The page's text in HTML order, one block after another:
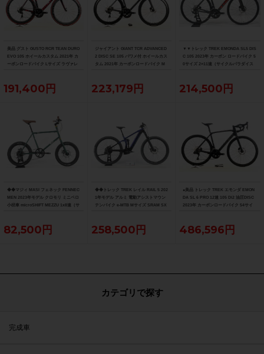
美品 グスト GUSTO RCR TEAN DURO
EVO 105 ホイールカスタム 2021年 カ
ーボンロードバイク Lサイズ ラヴァレ
191,400円
ジャイアント GIANT TCR ADVANCED
2 DISC SE 105 パワメ付 ホイールカス
タム 2021年 カーボンロードバイク M
223,179円
▼▼トレック TREK EMONDA SL5 DIS
C 105 2023年 カーボン ロードバイク 5
0サイズ 2×11速（サイクルパラダイス
214,500円
◆◆マジィ MASI フェネック FENNEC
MEN 2023年モデル クロモリ ミニベロ
小径車 microSHIFT MEZZU 1x8速（サ
82,500円
◆◆トレック TREK レイル RAIL 5 202
1年モデル アルミ 電動アシストマウン
テンバイク e-MTB Mサイズ SRAM SX
258,500円
●美品 トレック TREK エモンダ EMON
DA SL 6 PRO 12速 105 Di2 油圧DISC
2023年 カーボンロードバイク 54サイ
486,596円
カテゴリで探す
完成車